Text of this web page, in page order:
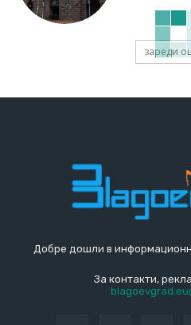
зареди
Добре дошли в
За контакти,